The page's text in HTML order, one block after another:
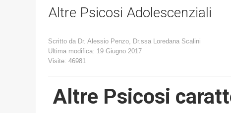
Altre Psicosi Adolescenziali
Scritto da Dr. Alessio Penzo, Dr.ssa Loredana Scalini
Ultima modifica: 19 Giugno 2017
Visite: 46981
Altre Psicosi